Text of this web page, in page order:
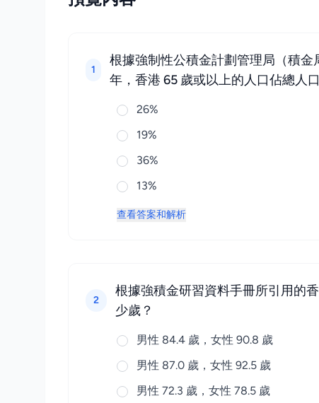
1
根據強制性公積金計劃管理局（積
年，香港 65 歲或以上的人口佔總人
26%
19%
36%
13%
查看答案和解析
2
根據強積金研習資料手冊所引用的
少歲？
男性 84.4 歲，女性 90.8 歲
男性 87.0 歲，女性 92.5 歲
男性 72.3 歲，女性 78.5 歲